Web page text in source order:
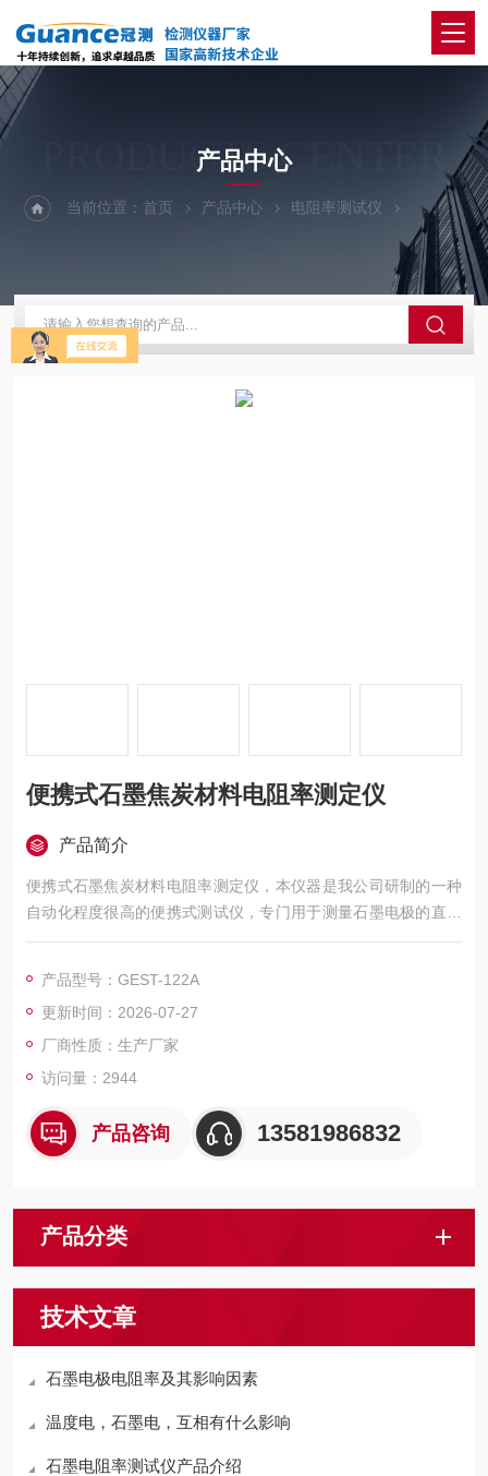
PRODUCTS CENTER
产品中心
当前位置：首页 产品中心 电阻率测试仪 石墨电极
便携式石墨焦炭材料电阻率测定仪
产品简介
便携式石墨焦炭材料电阻率测定仪，本仪器是我公司研制的一种
自动化程度很高的便携式测试仪，专门用于测量石墨电极的直流
电阻及电阻率。仪器采用高性能单片机控制，可实现测试过程智
好、读数直观，是符合规程要求的理想的专用仪器，大大方便了
试验项目的开展，提高了工作效率。
产品型号：GEST-122A
更新时间：2026-07-27
厂商性质：生产厂家
访问量：2944
产品咨询 13581986832
产品分类
技术文章
石墨电极电阻率及其影响因素
温度电，石墨电，互相有什么影响
石墨电阻率测试仪产品介绍